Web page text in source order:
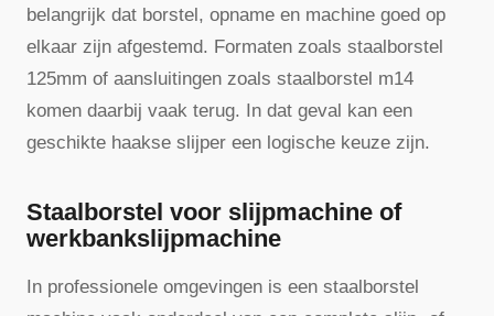
belangrijk dat borstel, opname en machine goed op
elkaar zijn afgestemd. Formaten zoals staalborstel
125mm of aansluitingen zoals staalborstel m14
komen daarbij vaak terug. In dat geval kan een
geschikte haakse slijper een logische keuze zijn.
Staalborstel voor slijpmachine of
werkbankslijpmachine
In professionele omgevingen is een staalborstel